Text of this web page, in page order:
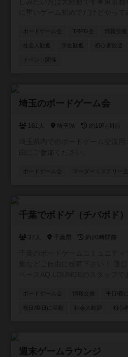
新参者の主催者ですが、毎月新し
でリクエストやおすすめも受け付
ボードゲーム会 TRPG会 情報交換
社会人歓迎 学生歓迎 初心者歓迎
イベント関係
埼玉のボードゲーム会
161人 埼玉県 約10時間前
ボードゲーム会 マーダーミステリー会
千葉でボドゲ（チバボド）
37人 千葉県 約20時間前
ボードゲーム会 情報交換 平日/夜
祝日/祭日に活動 社会人歓迎 初心
週末ゲームラウンジ